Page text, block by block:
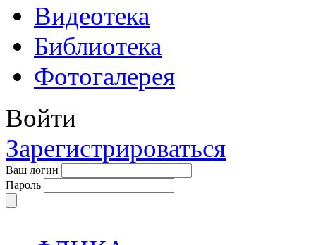
Видеотека
Библиотека
Фотогалерея
Войти
Зарегистрироваться
Ваш логин
Пароль